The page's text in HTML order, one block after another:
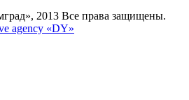
2013 Все права защищены.
agency «DY»